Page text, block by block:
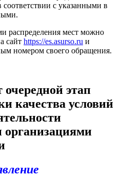
с указанными в
распределения мест можно
сайт https://es.asurso.ru и
номером своего обращения.
очередной этап
качества условий
организациями